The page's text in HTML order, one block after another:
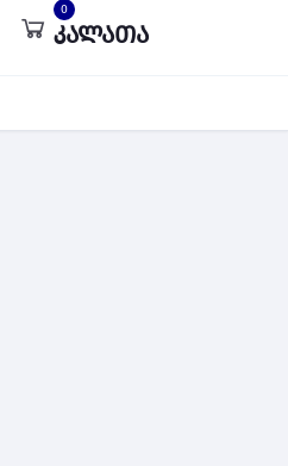
0
კალათა